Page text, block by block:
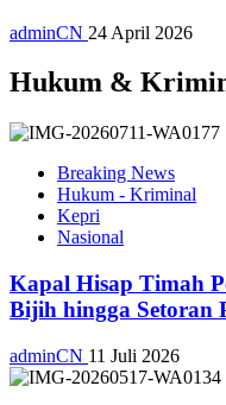
adminCN 24 April 2026
Hukum &
Breaking News
Hukum - Kriminal
Kepri
Nasional
Kapal Hisap Timah
Bijih hingga Setoran
adminCN 11 Juli 2026